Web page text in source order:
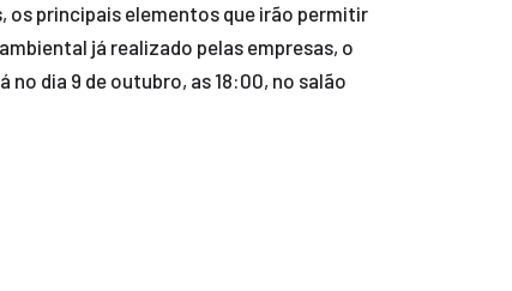
os principais elementos que irão permitir
já realizado pelas empresas, o
dia 9 de outubro, as 18:00, no salão